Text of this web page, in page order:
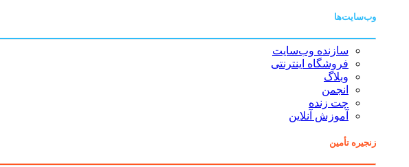
وب‌سایت‌ها
سازنده وب‌سایت
فروشگاه اینترنتی
وبلاگ
انجمن
چت زنده
آموزش آنلاین
زنجیره تأمین